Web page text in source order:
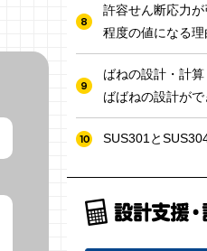
許容せん断応力
程度の値になる理
ばねの設計・計
ばばねの設計がで
SUS301と